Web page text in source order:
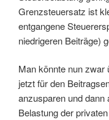
Grenzsteuersatz ist
entgangene
niedrigeren Beiträge)
Man könnte nun zwar
jetzt für den
anzusparen und dann
Belastung der